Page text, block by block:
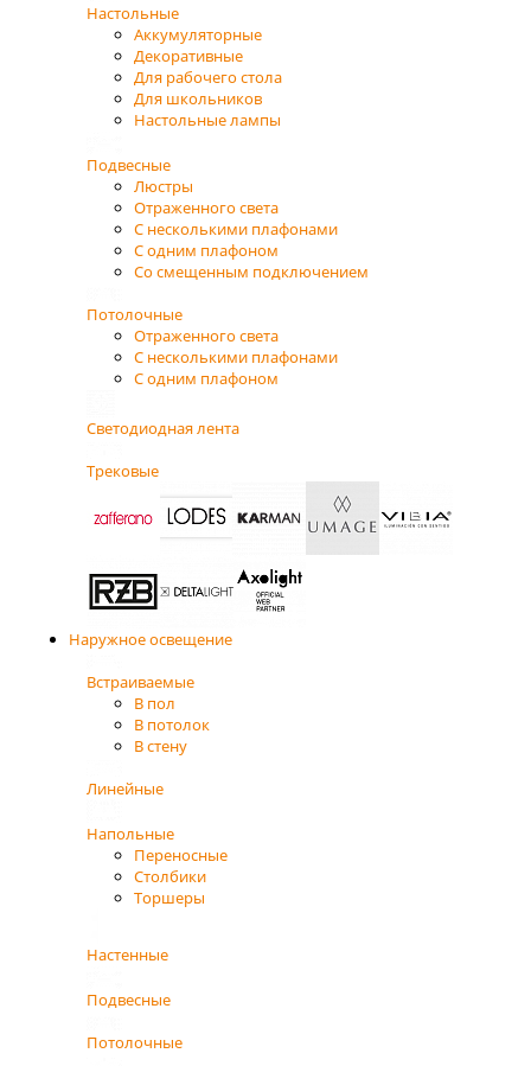
Настольные
Аккумуляторные
Декоративные
Для рабочего стола
Для школьников
Настольные лампы
Подвесные
Люстры
Отраженного света
С несколькими плафонами
С одним плафоном
Со смещенным подключением
Потолочные
Отраженного света
С несколькими плафонами
С одним плафоном
Светодиодная лента
Трековые
Наружное освещение
Встраиваемые
В пол
В потолок
В стену
Линейные
Напольные
Переносные
Столбики
Торшеры
Настенные
Подвесные
Потолочные